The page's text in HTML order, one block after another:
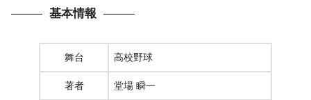
基本情報
舞台 高校野球
著者 堂場 瞬一